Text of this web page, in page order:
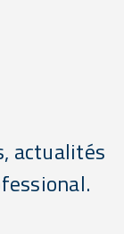
actualités